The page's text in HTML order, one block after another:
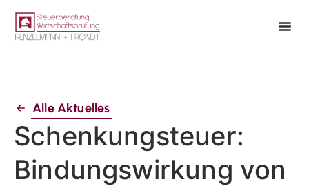
Alle Aktuelles
Schenkungsteuer:
Bindungswirkung von